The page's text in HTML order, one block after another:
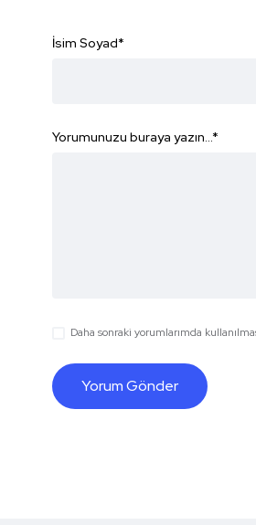
İsim Soyad*
Yorumunuzu buraya yazın...*
Daha sonraki yorumlarımda